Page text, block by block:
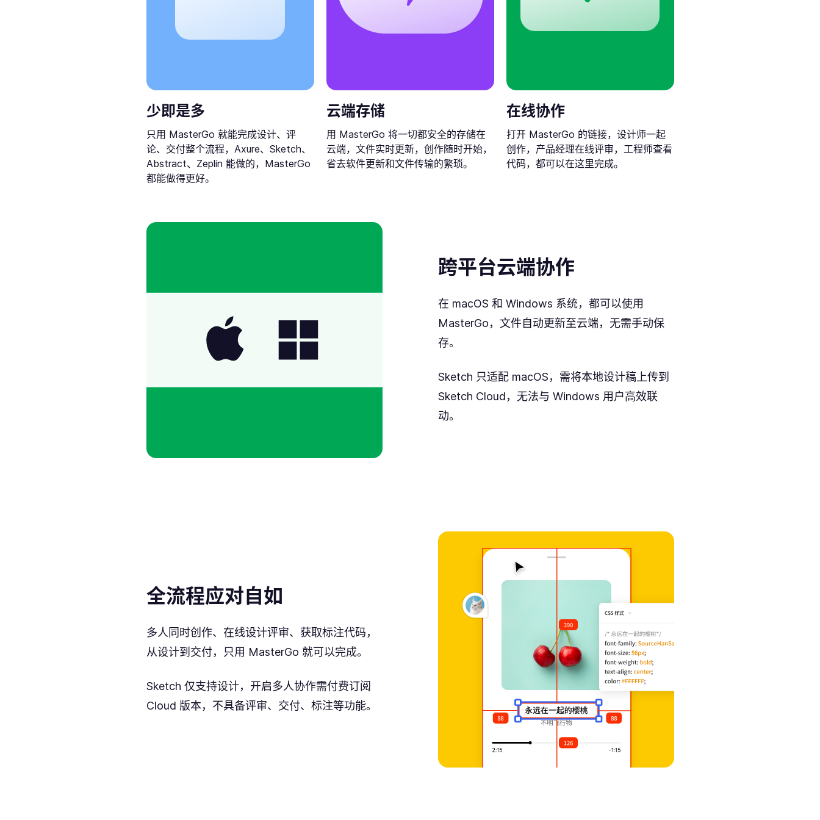
少即是多
只用 MasterGo 就能完成设计、评
论、交付整个流程，Axure、Sketch、
Abstract、Zeplin 能做的，MasterGo
都能做得更好。
云端存储
用 MasterGo 将一切都安全的存储在
云端，文件实时更新，创作随时开始，
省去软件更新和文件传输的繁琐。
在线协作
打开 MasterGo 的链接，设计师一起
创作，产品经理在线评审，工程师查看
代码，都可以在这里完成。
跨平台云端协作
在 macOS 和 Windows 系统，都可以使用
MasterGo，文件自动更新至云端，无需手动保
存。
Sketch 只适配 macOS，需将本地设计稿上传到
Sketch Cloud，无法与 Windows 用户高效联
动。
全流程应对自如
多人同时创作、在线设计评审、获取标注代码，
从设计到交付，只用 MasterGo 就可以完成。
Sketch 仅支持设计，开启多人协作需付费订阅
Cloud 版本，不具备评审、交付、标注等功能。